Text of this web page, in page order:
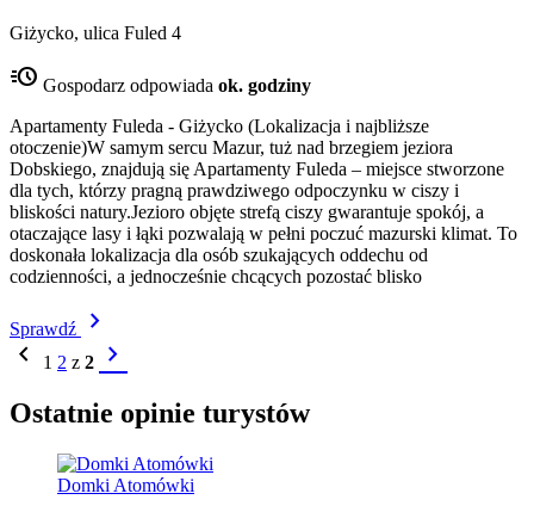
Giżycko, ulica Fuled 4
acute Gospodarz odpowiada ok. godziny
Apartamenty Fuleda - Giżycko (Lokalizacja i najbliższe
otoczenie)W samym sercu Mazur, tuż nad brzegiem jeziora
Dobskiego, znajdują się Apartamenty Fuleda – miejsce stworzone
dla tych, którzy pragną prawdziwego odpoczynku w ciszy i
bliskości natury.Jezioro objęte strefą ciszy gwarantuje spokój, a
otaczające lasy i łąki pozwalają w pełni poczuć mazurski klimat. To
doskonała lokalizacja dla osób szukających oddechu od
codzienności, a jednocześnie chcących pozostać blisko
Sprawdź
chevron_right
chevron_left
1 2 z 2 chevron_right
Ostatnie opinie turystów
Domki Atomówki